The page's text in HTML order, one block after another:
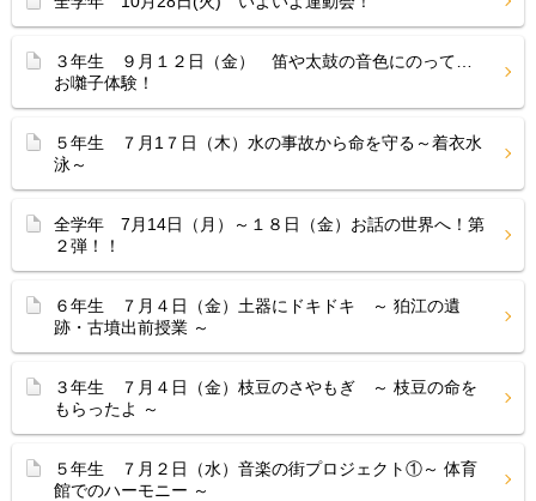
３年生 ９月１２日（金） 笛や太鼓の音色にのって…
お囃子体験！
５年生 ７月1７日（木）水の事故から命を守る～着衣水
泳～
全学年 7月14日（月）～１８日（金）お話の世界へ！第
２弾！！
６年生 ７月４日（金）土器にドキドキ ～ 狛江の遺
跡・古墳出前授業 ～
３年生 ７月４日（金）枝豆のさやもぎ ～ 枝豆の命を
もらったよ ～
５年生 ７月２日（水）音楽の街プロジェクト①～ 体育
館でのハーモニー ～